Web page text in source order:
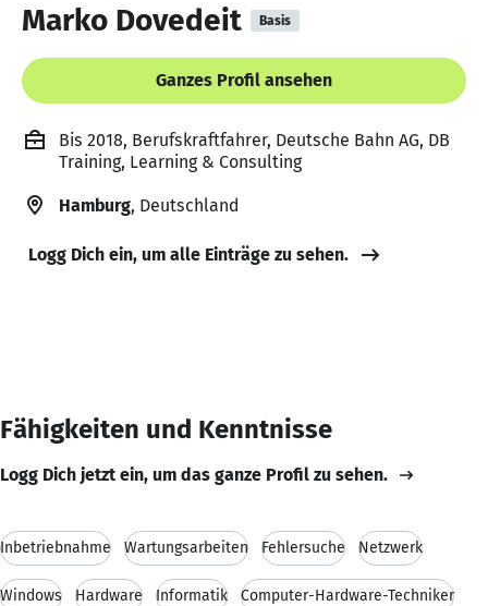
Marko Dovedeit Basis
Ganzes Profil ansehen
Bis 2018, Berufskraftfahrer, Deutsche Bahn AG, DB
Training, Learning & Consulting
Hamburg, Deutschland
Logg Dich ein, um alle Einträge zu sehen.
Fähigkeiten und Kenntnisse
Logg Dich jetzt ein, um das ganze Profil zu sehen.
Inbetriebnahme Wartungsarbeiten Fehlersuche Netzwerk
Windows Hardware Informatik Computer-Hardware-Techniker